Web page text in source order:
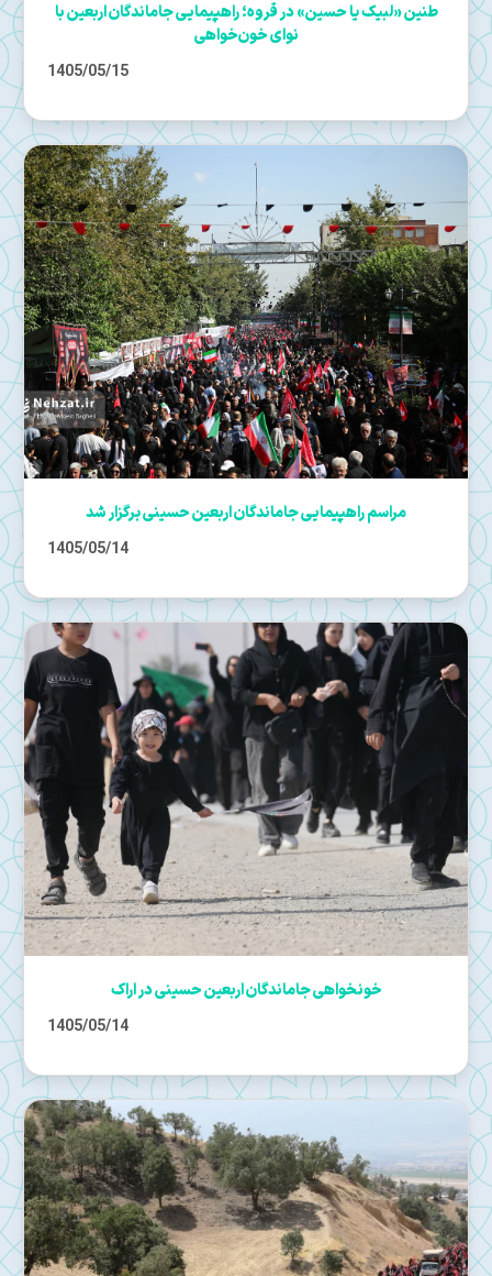
طنین «لبیک یا حسین» در قروه؛ راهپیمایی جاماندگان اربعین با
نوای خون‌خواهی
1405/05/15
مراسم راهپیمایی جاماندگان اربعین حسینی برگزار شد
1405/05/14
خونخواهی جاماندگان اربعین حسینی در اراک
1405/05/14